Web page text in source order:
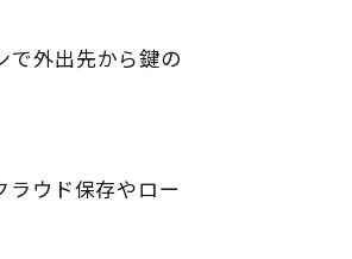
で外出先から鍵の
ラウド保存やロー